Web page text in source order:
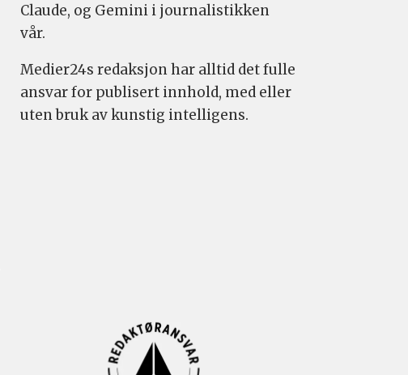
Claude, og Gemini i journalistikken
vår.
Medier24s redaksjon har alltid det fulle
ansvar for publisert innhold, med eller
uten bruk av kunstig intelligens.